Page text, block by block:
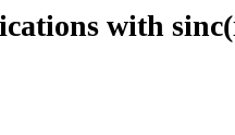
with